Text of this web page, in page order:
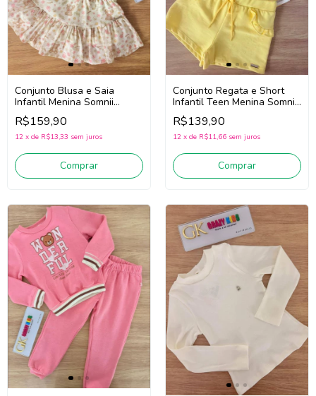
Conjunto Blusa e Saia
Infantil Menina Somnii
3263078 (Verde/Bege Claro)
R$159,90
12 x de R$13,33 sem juros
Comprar
Conjunto Regata e Short
Infantil Teen Menina Somnii
3263103 (Amarelo/Off
White)
R$139,90
12 x de R$11,66 sem juros
Comprar